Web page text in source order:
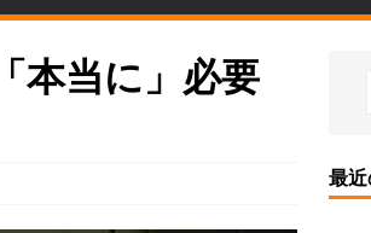
本当に」必要
最